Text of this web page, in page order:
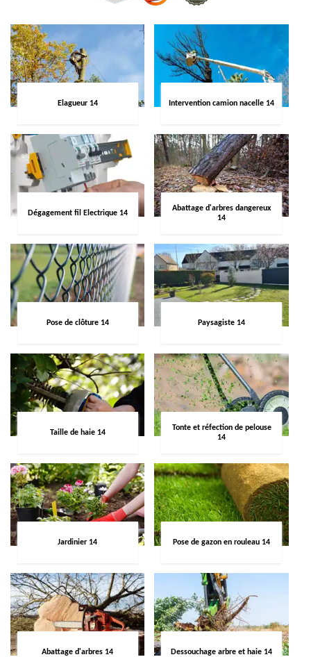
Elagueur 14 Intervention camion nacelle 14
Dégagement fil Electrique 14
Abattage d'arbres dangereux
14
Pose de clôture 14 Paysagiste 14
Taille de haie 14
Tonte et réfection de pelouse
14
Jardinier 14 Pose de gazon en rouleau 14
Abattage d'arbres 14 Dessouchage arbre et haie 14